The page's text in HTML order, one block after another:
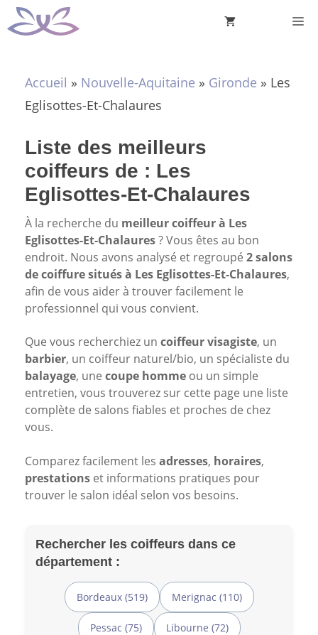
Aller
au
Accueil » Nouvelle-Aquitaine » Gironde » Les
Eglisottes-Et-Chalaures
Liste des meilleurs
coiffeurs de : Les
Eglisottes-Et-Chalaures
À la recherche du meilleur coiffeur à Les
Eglisottes-Et-Chalaures? Vous êtes au bon
endroit. Nous avons analysé et regroupé 2 salons
de coiffure situés à Les Eglisottes-Et-Chalaures,
afin de vous aider à trouver facilement le
professionnel qui vous convient.
Que vous recherchiez un coiffeur visagiste, un
barbier, un coiffeur naturel/bio, un spécialiste du
balayage, une coupe homme ou un simple
entretien, vous trouverez sur cette page une liste
complète de salons fiables et proches de chez
vous.
Comparez facilement les adresses, horaires,
prestations et informations pratiques pour
trouver le salon idéal selon vos besoins.
Rechercher les coiffeurs dans ce
département :
Bordeaux (519) Merignac (110)
Pessac (75) Libourne (72)